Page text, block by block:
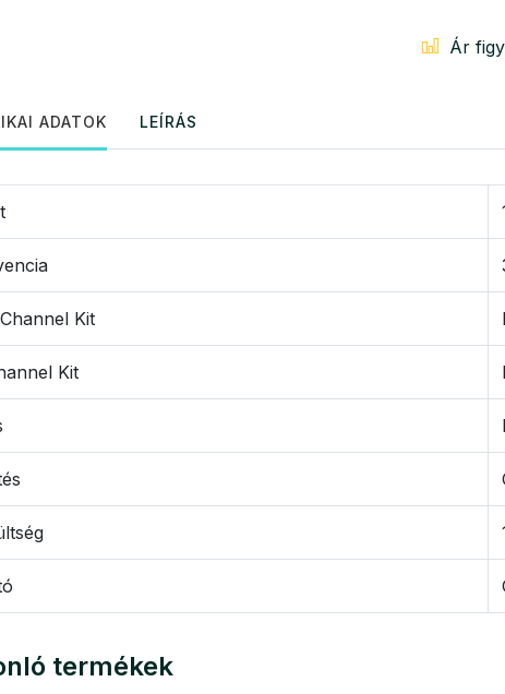
Ár
ADATOK LEÍRÁS
Kit
Kit
termékek